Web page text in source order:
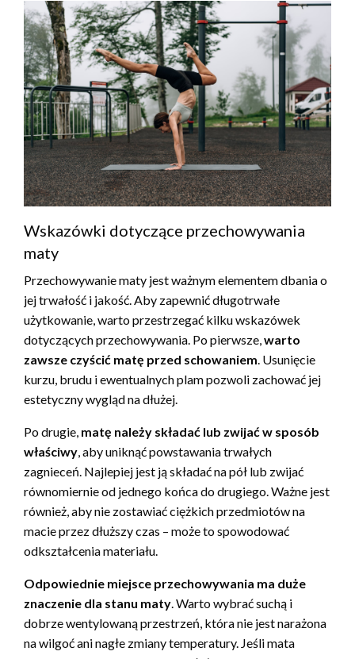
Wskazówki dotyczące przechowywania
maty
Przechowywanie maty jest ważnym elementem dbania o
jej trwałość i jakość. Aby zapewnić długotrwałe
użytkowanie, warto przestrzegać kilku wskazówek
dotyczących przechowywania. Po pierwsze, warto
zawsze czyścić matę przed schowaniem . Usunięcie
kurzu, brudu i ewentualnych plam pozwoli zachować jej
estetyczny wygląd na dłużej.
Po drugie, matę należy składać lub zwijać w sposób
właściwy , aby uniknąć powstawania trwałych
zagnieceń. Najlepiej jest ją składać na pół lub zwijać
równomiernie od jednego końca do drugiego. Ważne jest
również, aby nie zostawiać ciężkich przedmiotów na
macie przez dłuższy czas – może to spowodować
odkształcenia materiału.
Odpowiednie miejsce przechowywania ma duże
znaczenie dla stanu maty . Warto wybrać suchą i
dobrze wentylowaną przestrzeń, która nie jest narażona
na wilgoć ani nagłe zmiany temperatury. Jeśli mata